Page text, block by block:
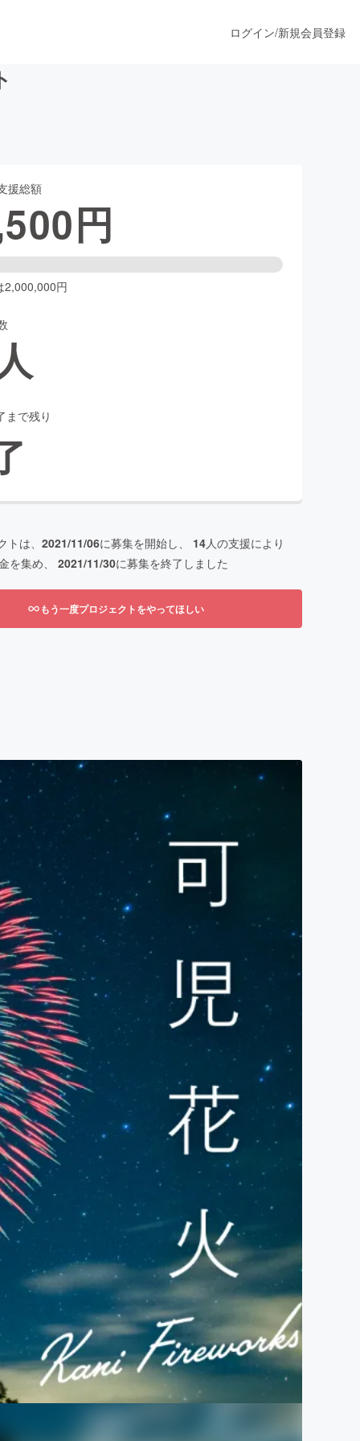
ファッション
ログイン/新規会員登録
援総額
円
2,000,000円
まで残り
は、 2021/11/06に募集を開始し、 14人の支援により
を集め、 2021/11/30に募集を終了しました
もう一度プロジェクトをやってほしい